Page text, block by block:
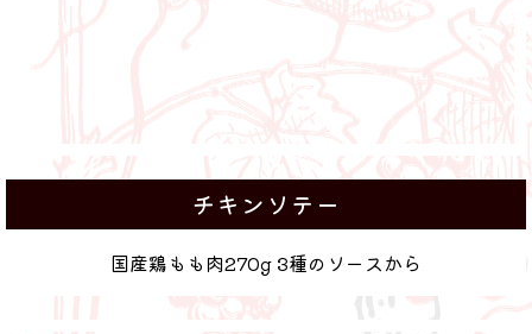
チキンソテー
国産鶏もも肉270g 3種のソースから